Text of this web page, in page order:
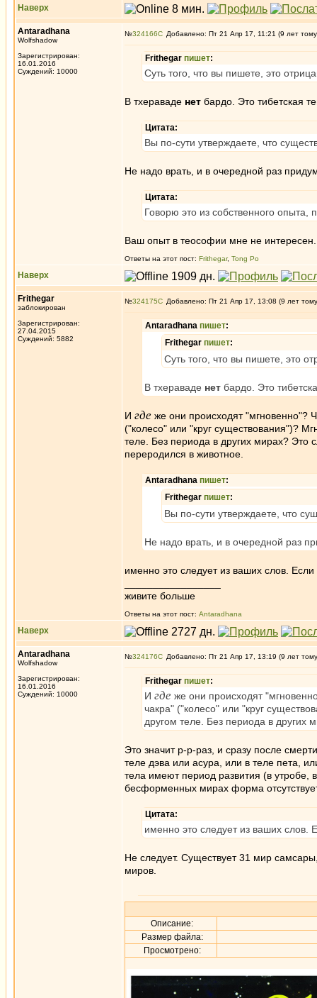
Наверх
Antaradhana
Wolfshadow
Зарегистрирован:
16.01.2016
Суждений: 10000
№324166 Добавлено: Пт 21 Апр 17, 11:21 (9 лет
Frithegar пишет:
Суть того, что вы пишете, это
В тхераваде нет бардо. Это тибетская
Цитата:
Вы по-сути утверждаете, что
Не надо врать, и в очередной раз
Цитата:
Говорю это из собственного
Ваш опыт в теософии мне не
Ответы на этот пост: Frithegar, Tong Po
Наверх
Frithegar
заблокирован
Зарегистрирован:
27.04.2015
Суждений: 5882
№324175 Добавлено: Пт 21 Апр 17, 13:08 (9 лет
Antaradhana пишет:
Frithegar пишет:
Суть того, что вы пишете, это
В тхераваде нет бардо. Это
И где же они происходят "мгновенно"?
("колесо" или "круг существования")?
теле. Без периода в других мирах? Это
переродился в животное.
Antaradhana пишет:
Frithegar пишет:
Вы по-сути утверждаете, что
Не надо врать, и в очередной раз
именно это следует из ваших слов. Если
живите больше
Ответы на этот пост: Antaradhana
Наверх
Antaradhana
Wolfshadow
Зарегистрирован:
16.01.2016
Суждений: 10000
№324176 Добавлено: Пт 21 Апр 17, 13:19 (9 лет
Frithegar пишет:
И где же они происходят
чакра" ("колесо" или "круг
другом теле. Без периода в других
Это значит р-р-раз, и сразу после
теле дэва или асура, или в теле пета,
тела имеют период развития (в утробе,
бесформенных мирах форма
Цитата:
именно это следует из ваших слов.
Не следует. Существует 31 мир
миров.
Описание:
Размер файла:
Просмотрено: